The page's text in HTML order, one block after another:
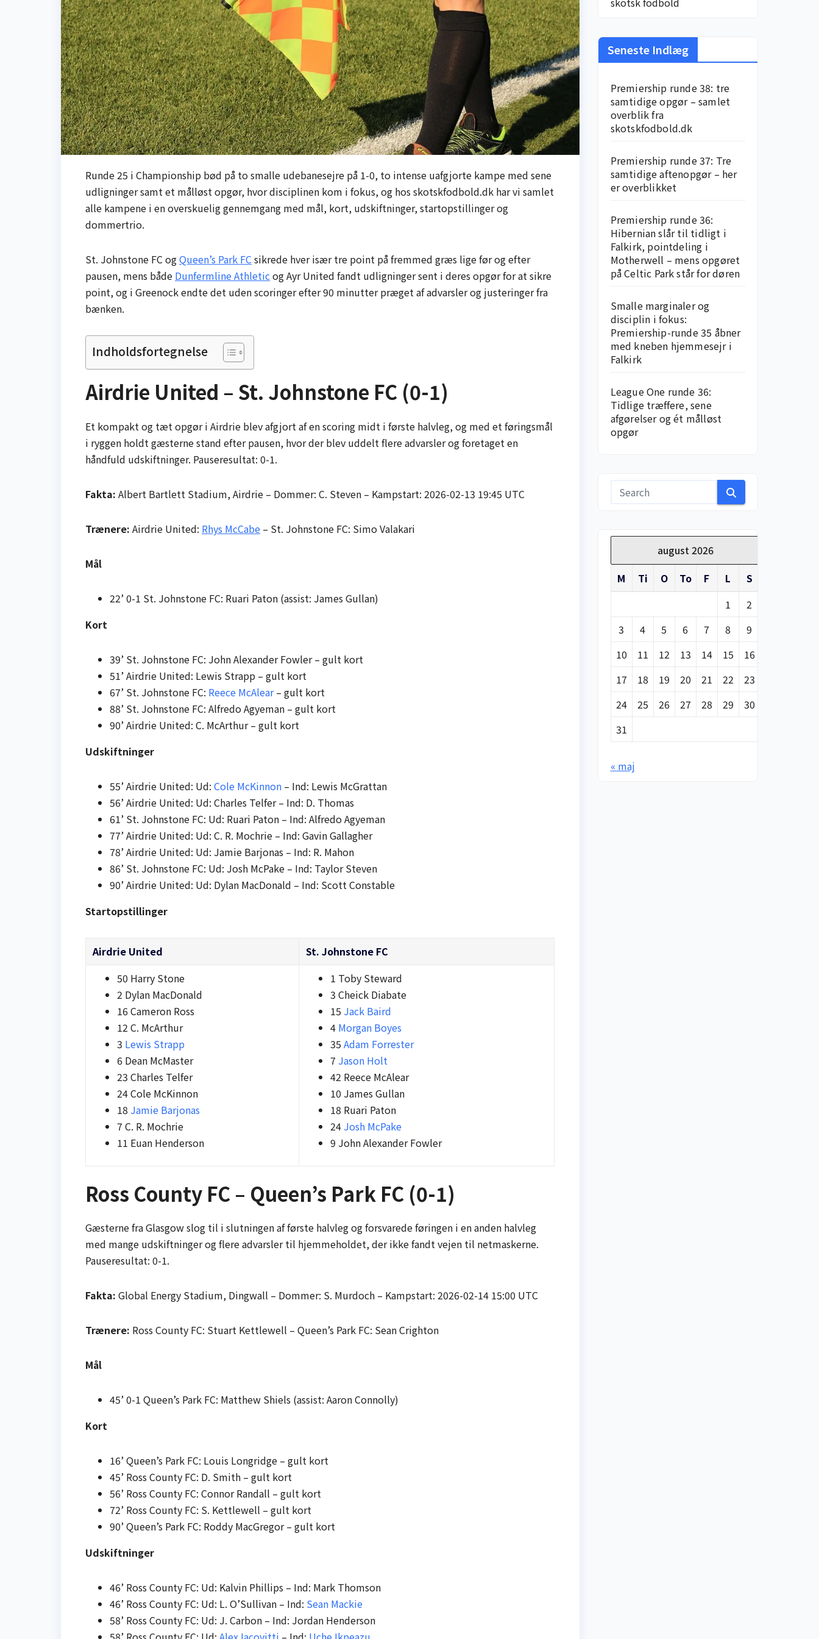
Runde 25 i Championship bød på to smalle udebanesejre på 1-0, to intense uafgjorte kampe med sene
udligninger samt et målløst opgør, hvor disciplinen kom i fokus, og hos skotskfodbold.dk har vi samlet
alle kampene i en overskuelig gennemgang med mål, kort, udskiftninger, startopstillinger og
dommertrio.
St. Johnstone FC ogQueen’s Park FC sikrede hver især tre point på fremmed græs lige før og efter
pausen, mens både Dunfermline Athleticog Ayr United fandt udligninger sent i deres opgør for at sikre
point, og i Greenock endte det uden scoringer efter 90 minutter præget af advarsler og justeringer fra
bænken.
Indholdsfortegnelse
Airdrie United – St. Johnstone FC (0-1)
Et kompakt og tæt opgør i Airdrie blev afgjort af en scoring midt i første halvleg, og med et føringsmål
i ryggen holdt gæsterne stand efter pausen, hvor der blev uddelt flere advarsler og foretaget en
håndfuld udskiftninger. Pauseresultat: 0-1.
Fakta: Albert Bartlett Stadium, Airdrie – Dommer: C. Steven – Kampstart: 2026-02-13 19:45 UTC
Trænere: Airdrie United: Rhys McCabe – St. Johnstone FC: Simo Valakari
Mål
22’ 0-1 St. Johnstone FC: Ruari Paton (assist: James Gullan)
Kort
39’ St. Johnstone FC: John Alexander Fowler – gult kort
51’ Airdrie United: Lewis Strapp – gult kort
67’ St. Johnstone FC: Reece McAlear– gult kort
88’ St. Johnstone FC: Alfredo Agyeman – gult kort
90’ Airdrie United: C. McArthur – gult kort
Udskiftninger
55’ Airdrie United: Ud: Cole McKinnon – Ind: Lewis McGrattan
56’ Airdrie United: Ud: Charles Telfer – Ind: D. Thomas
61’ St. Johnstone FC: Ud: Ruari Paton – Ind: Alfredo Agyeman
77’ Airdrie United: Ud: C. R. Mochrie – Ind: Gavin Gallagher
78’ Airdrie United: Ud: Jamie Barjonas – Ind: R. Mahon
86’ St. Johnstone FC: Ud: Josh McPake – Ind: Taylor Steven
90’ Airdrie United: Ud: Dylan MacDonald – Ind: Scott Constable
Startopstillinger
Airdrie United
St. Johnstone FC
50 Harry Stone
2 Dylan MacDonald
16 Cameron Ross
12 C. McArthur
3 Lewis Strapp
6 Dean McMaster
23 Charles Telfer
24 Cole McKinnon
18 Jamie Barjonas
7 C. R. Mochrie
11 Euan Henderson
1 Toby Steward
3 Cheick Diabate
15 Jack Baird
4 Morgan Boyes
35Adam Forrester
7 Jason Holt
42 Reece McAlear
10 James Gullan
18 Ruari Paton
24 Josh McPake
9 John Alexander Fowler
Ross County FC – Queen’s Park FC (0-1)
Gæsterne fra Glasgow slog til i slutningen af første halvleg og forsvarede føringen i en anden halvleg
med mange udskiftninger og flere advarsler til hjemmeholdet, der ikke fandt vejen til netmaskerne.
Pauseresultat: 0-1.
Fakta: Global Energy Stadium, Dingwall – Dommer: S. Murdoch – Kampstart: 2026-02-14 15:00 UTC
Trænere: Ross County FC: Stuart Kettlewell – Queen’s Park FC: Sean Crighton
Mål
45’ 0-1 Queen’s Park FC: Matthew Shiels (assist: Aaron Connolly)
Kort
16’ Queen’s Park FC: Louis Longridge – gult kort
45’ Ross County FC: D. Smith – gult kort
56’ Ross County FC: Connor Randall – gult kort
72’ Ross County FC: S. Kettlewell – gult kort
90’ Queen’s Park FC: Roddy MacGregor – gult kort
Udskiftninger
46’ Ross County FC: Ud: Kalvin Phillips – Ind: Mark Thomson
46’ Ross County FC: Ud: L. O’Sullivan – Ind: Sean Mackie
58’ Ross County FC: Ud: J. Carbon – Ind: Jordan Henderson
Seneste Indlæg
Premiership runde 38: tre
samtidige opgør – samlet
overblik fra
skotskfodbold.dk
Premiership runde 37: Tre
samtidige aftenopgør – her
er overblikket
Premiership runde 36:
Hibernian slår til tidligt i
Falkirk, pointdeling i
Motherwell – mens opgøret
på Celtic Park står for døren
Smalle marginaler og
disciplin i fokus:
Premiership-runde 35 åbner
med kneben hjemme­sejr i
Falkirk
League One runde 36:
Tidlige træffere, sene
afgørelser og ét målløst
opgør
august 2026
M
Ti O To F L
S
1
2
3
4 5 6 7 8
9
10
11 12 13 14 15
16
17
18 19 20 21 22
23
24
25 26 27 28 29
30
31
« maj